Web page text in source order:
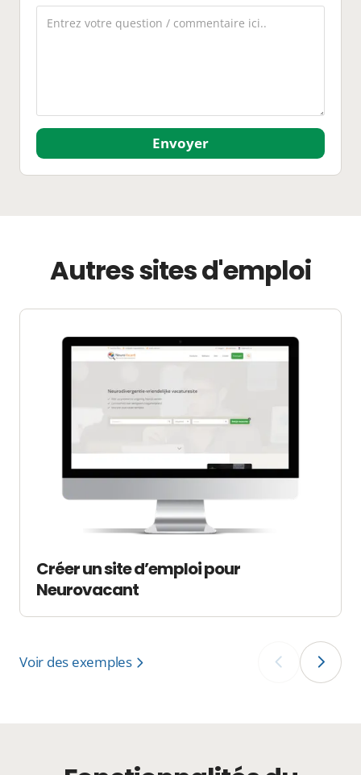
Envoyer
Autres sites d'emploi
Créer un site d’emploi pour
Neurovacant
Voir des exemples ‹ ›